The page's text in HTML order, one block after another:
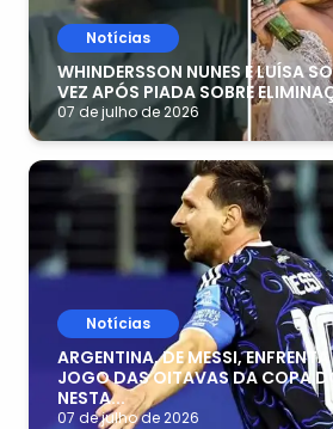
Notícias
WHINDERSSON NUNES E LUÍSA
VEZ APÓS PIADA SOBRE
07 de julho de 2026
Notícias
ARGENTINA, DE MESSI,
JOGO DAS OITAVAS DA COPA
NESTA...
07 de julho de 2026